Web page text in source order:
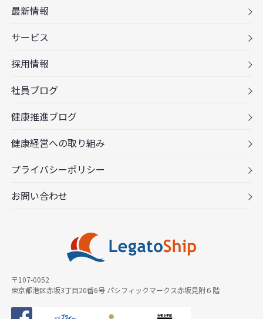
〒107-0052
東京都港区赤坂3丁目20番6号 パシフィックマークス赤坂見附６階
最新情報
サービス
採用情報
社員ブログ
健康推進ブログ
健康経営への取り組み
プライバシーポリシー
お問い合わせ